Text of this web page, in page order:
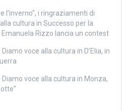
l'inverno", i ringraziamenti di
cultura in Successo per la
Emanuela Rizzo lancia un contest
voce alla cultura in D’Elia, in
voce alla cultura in Monza,